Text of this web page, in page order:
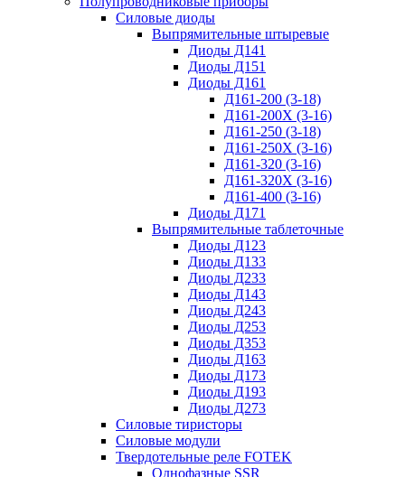
Силовые диоды
Выпрямительные штыревые
Диоды Д141
Диоды Д151
Диоды Д161
Д161-200 (3-18)
Д161-200Х (3-16)
Д161-250 (3-18)
Д161-250Х (3-16)
Д161-320 (3-16)
Д161-320Х (3-16)
Д161-400 (3-16)
Диоды Д171
Выпрямительные таблеточные
Диоды Д123
Диоды Д133
Диоды Д233
Диоды Д143
Диоды Д243
Диоды Д253
Диоды Д353
Диоды Д163
Диоды Д173
Диоды Д193
Диоды Д273
Силовые тиристоры
Силовые модули
Твердотельные реле FOTEK
Однофазные SSR